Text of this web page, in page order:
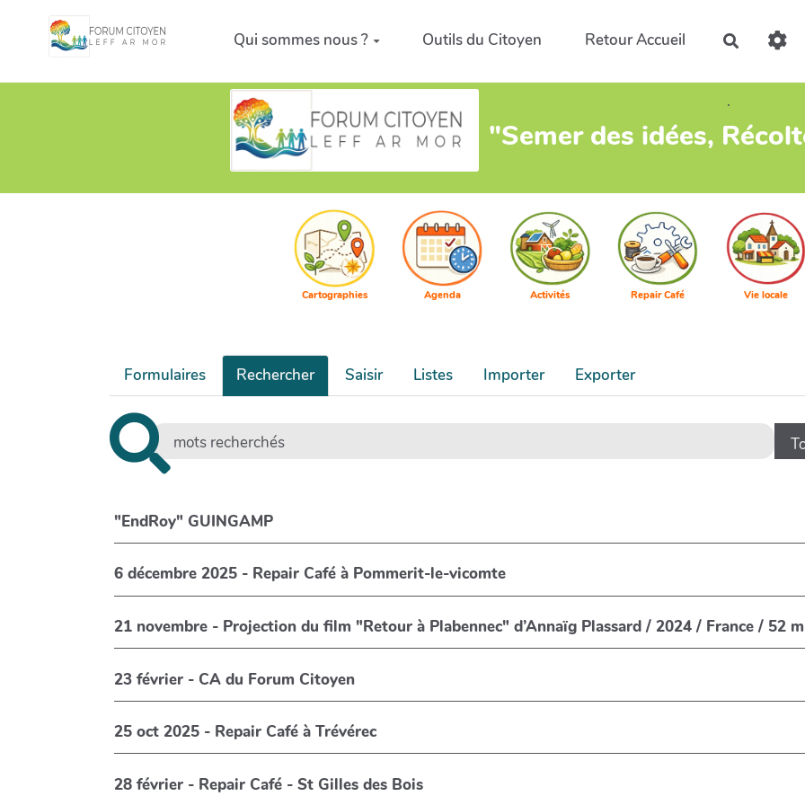
Aller au contenu principal
Qui sommes nous ?
Outils du Citoyen Retour Accueil
.
"Semer des idées,
Cartographies Agenda Activités Repair Café Vie locale
Formulaires Rechercher Saisir Listes Importer Exporter
"EndRoy" GUINGAMP
6 décembre 2025 - Repair Café à Pommerit-le-vicomte
21 novembre - Projection du film "Retour à Plabennec" d’Annaïg Plassard / 2024 / France / 52
23 février - CA du Forum Citoyen
25 oct 2025 - Repair Café à Trévérec
28 février - Repair Café - St Gilles des Bois